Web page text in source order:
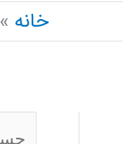
خانه